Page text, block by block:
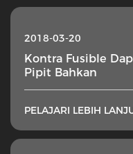
2018-03-20
Kontra Fusible
Pipit Bahkan
PELAJARI LEBIH